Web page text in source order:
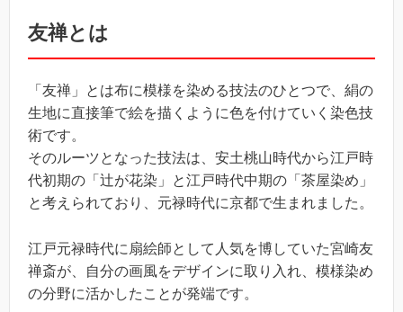
友禅とは
「友禅」とは布に模様を染める技法のひとつで、絹の
生地に直接筆で絵を描くように色を付けていく染色技
術です。
そのルーツとなった技法は、安土桃山時代から江戸時
代初期の「辻が花染」と江戸時代中期の「茶屋染め」
と考えられており、元禄時代に京都で生まれました。
江戸元禄時代に扇絵師として人気を博していた宮崎友
禅斎が、自分の画風をデザインに取り入れ、模様染め
の分野に活かしたことが発端です。